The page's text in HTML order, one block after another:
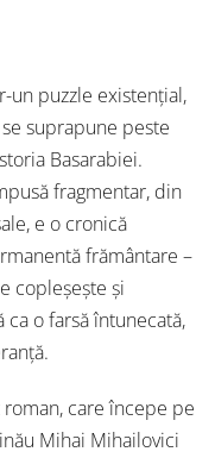
un puzzle existențial,
suprapune peste
Basarabiei.
fragmentar, din
e o cronică
frământare –
copleșește și
o farsă întunecată,
roman, care începe pe
Mihai Mihailovici